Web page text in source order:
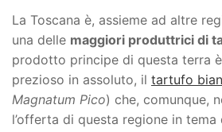
ACCESSO (LOGIN)
CARRELLO
La Toscana è, assieme ad altre
una delle maggiori produttrici di
prodotto principe di questa terra
prezioso in assoluto, il tartufo
Magnatum Pico) che, comunque,
l’offerta di questa regione in